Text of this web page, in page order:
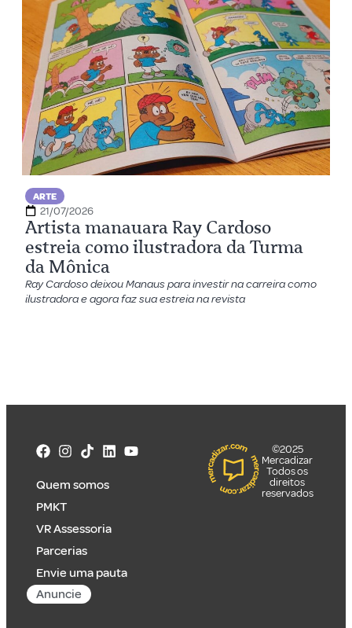
ARTE
21/07/2026
Artista manauara Ray Cardoso
estreia como ilustradora da Turma
da Mônica
Ray Cardoso deixou Manaus para investir na carreira como
ilustradora e agora faz sua estreia na revista
Quem somos
PMKT
VR Assessoria
Parcerias
Envie uma pauta
Anuncie
©2025
Mercadizar
Todos os
direitos
reservados